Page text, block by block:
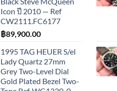
Icon ปี 2010 — Ref
CW2111.FC6177
฿89,900.00
1995 TAG HEUER S/el
Lady Quartz 27mm
Grey Two-Level Dial
Gold Plated Bezel Two-